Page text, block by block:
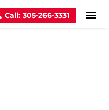
Call: 305-266-3331